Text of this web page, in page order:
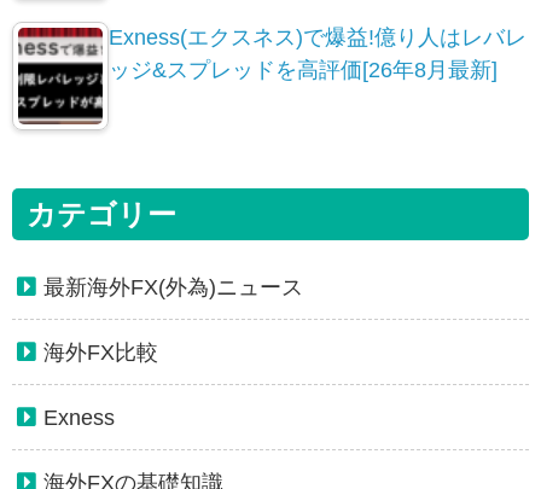
Exness(エクスネス)で爆益!億り人はレバレ
ッジ&スプレッドを高評価[26年8月最新]
カテゴリー
最新海外FX(外為)ニュース
海外FX比較
Exness
海外FXの基礎知識